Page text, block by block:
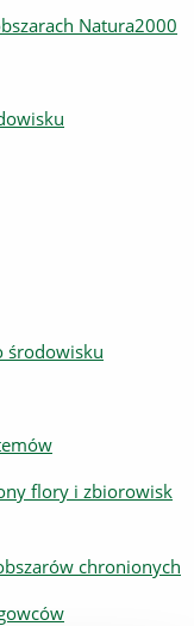
Natura2000
środowisku
flory i zbiorowisk
chronionych